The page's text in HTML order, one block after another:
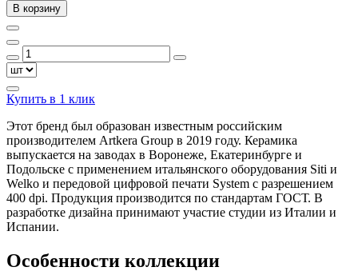
В корзину
Купить в 1 клик
Этот бренд был образован известным российским
производителем Artkera Group в 2019 году. Керамика
выпускается на заводах в Воронеже, Екатеринбурге и
Подольске с применением итальянского оборудования Siti и
Welko и передовой цифровой печати System с разрешением
400 dpi. Продукция производится по стандартам ГОСТ. В
разработке дизайна принимают участие студии из Италии и
Испании.
Особенности коллекции